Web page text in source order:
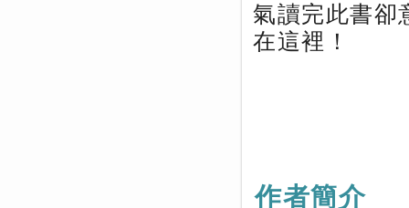
氣讀完此書
在這裡！
作者簡介